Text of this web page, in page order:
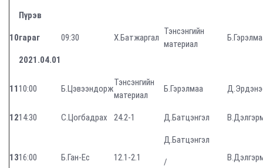
10
Пүрэв
гараг
2021.04.01
09:30 Х.Батжаргал
Тэнсэнгийн
материал
1110:00 Б.Цэвээндорж
Тэнсэнгийн
материал
Б.Гэрэлмаа
1214:30 С.Цогбадрах 24.2-1 Д.Батцэнгэл
1316:00 Б.Ган-Ес 12.1-2.1
Д.Батцэнгэл
/